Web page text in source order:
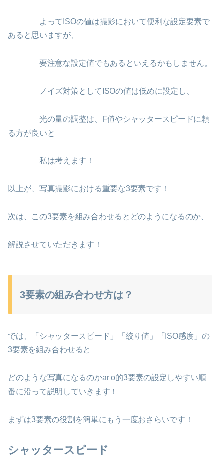
よってISOの値は撮影において便利な設定要素で
あると思いますが、
要注意な設定値でもあるといえるかもしません。
ノイズ対策としてISOの値は低めに設定し、
光の量の調整は、F値やシャッタースピードに頼
る方が良いと
私は考えます！
以上が、写真撮影における重要な3要素です！
次は、この3要素を組み合わせるとどのようになるのか、
解説させていただきます！
3要素の組み合わせ方は？
では、「シャッタースピード」「絞り値」「ISO感度」の
3要素を組み合わせると
どのような写真になるのかario的3要素の設定しやすい順
番に沿って説明していきます！
まずは3要素の役割を簡単にもう一度おさらいです！
シャッタースピード